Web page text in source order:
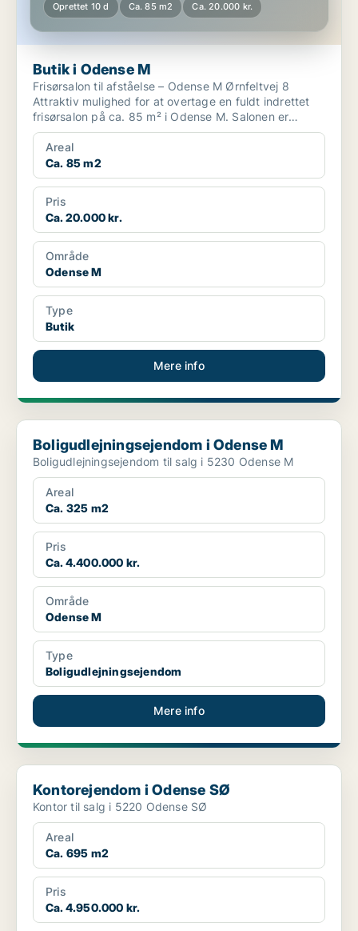
Oprettet 10 d Ca. 85 m2 Ca. 20.000 kr.
Butik i Odense M
Frisørsalon til afståelse – Odense M Ørnfeltvej 8
Attraktiv mulighed for at overtage en fuldt indrettet
frisørsalon på ca. 85 m² i Odense M. Salonen er
mod...
Areal
Ca. 85 m2
Pris
Ca. 20.000 kr.
Område
Odense M
Type
Butik
Mere info
Boligudlejningsejendom i Odense M
Boligudlejningsejendom i Odense M
Boligudlejningsejendom til salg i 5230 Odense M
Areal
Ca. 325 m2
Pris
Ca. 4.400.000 kr.
Område
Odense M
Type
Boligudlejningsejendom
Mere info
Kontorejendom i Odense SØ
Kontorejendom i Odense SØ
Kontor til salg i 5220 Odense SØ
Areal
Ca. 695 m2
Pris
Ca. 4.950.000 kr.